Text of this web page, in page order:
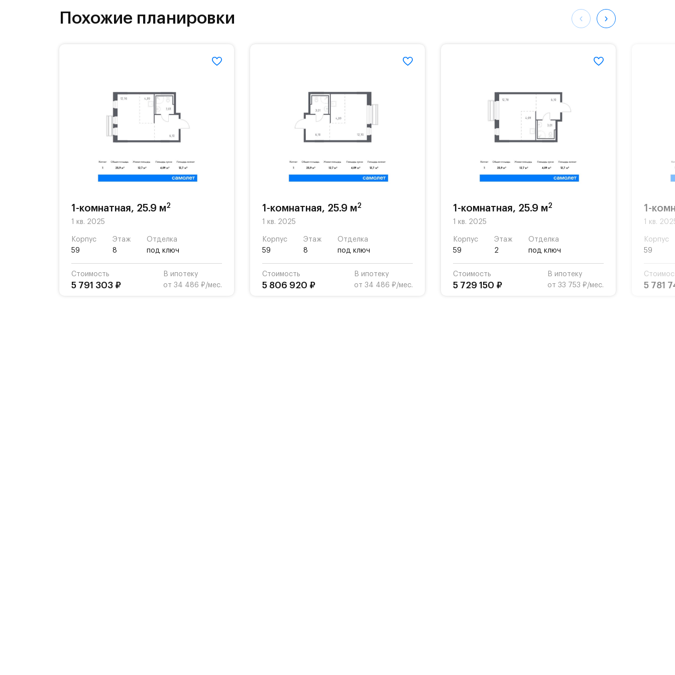
На территории квартала возведут детский сад и школу. Также для наиболее одарённых
Для автомобилистов — закрытые озеленённые парковки.
Похожие планировки
1-комнатная, 25.9 м2
1 кв. 2025
Корпус
59
Этаж
8
Отделка
под ключ
Стоимость
5 791 303 ₽
В ипотеку
от 34 486 ₽/мес.
1-комнатная, 25.9 м2
1 кв. 2025
Корпус
59
Этаж
8
Отделка
под ключ
Стоимость
5 806 920 ₽
В ипотеку
от 34 486 ₽/мес.
1-комнатная, 25.9 м2
1 кв. 2025
Корпус
59
Этаж
2
Отделка
под ключ
Стоимость
5 729 150 ₽
В ипотеку
от 33 753 ₽/мес.
1-
1 кв.
Корпус
59
5 781